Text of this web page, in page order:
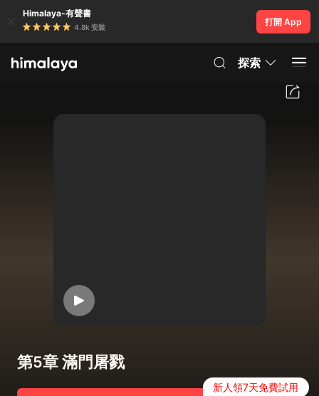
Himalaya-有聲書
4.8k 安裝
打開 App
探索
第5章 滿門屠戮
新人領7天免費試用